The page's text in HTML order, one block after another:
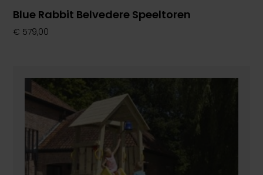
Blue Rabbit Belvedere Speeltoren
€ 579,00